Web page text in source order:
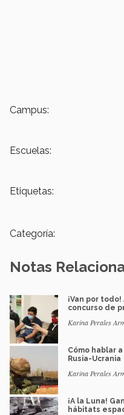
Campus:
Escuelas:
Etiquetas:
Categoría:
Notas
¡Van por
concurso de
Karina Perales
Cómo hablar
Rusia-Ucrania
Karina Perales
¡A la Luna!
hábitats